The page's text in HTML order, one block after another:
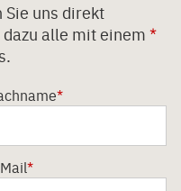
uns direkt
alle mit einem *
*
*